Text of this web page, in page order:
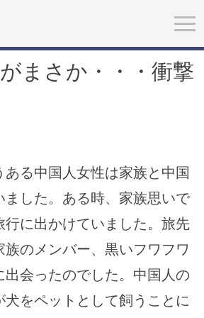
まさか・・・衝撃
る中国人女性は家族と中国
ました。ある時、家族思いで
行に出かけていました。旅先
のメンバー、黒いフワフワ
会ったのでした。中国人の
をペットとして飼うことに